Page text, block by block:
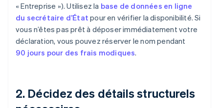
« Entreprise »). Utilisez la base de données en ligne
du secrétaire d’État pour en vérifier la disponibilité. Si
vous n’êtes pas prêt à déposer immédiatement votre
déclaration, vous pouvez réserver le nom pendant
90 jours pour des frais modiques.
2. Décidez des détails structurels